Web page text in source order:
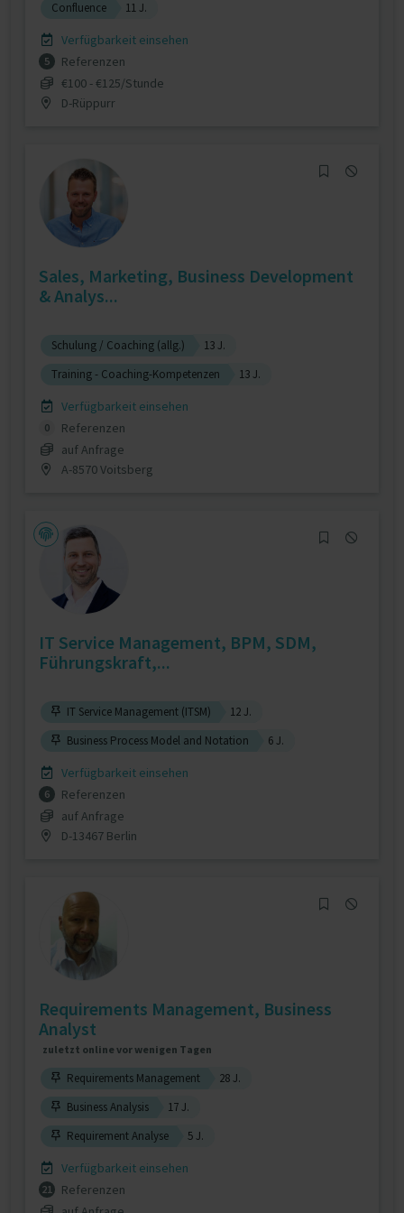
Confluence 11 J.
Verfügbarkeit einsehen
5
Referenzen
€100 - €125/Stunde
D-Rüppurr
Sales, Marketing, Business Development
& Analys...
Schulung / Coaching (allg.)
13 J.
Training - Coaching-Kompetenzen
13 J.
Verfügbarkeit einsehen
0
Referenzen
auf Anfrage
A-8570 Voitsberg
IT Service Management, BPM, SDM,
Führungskraft,...
IT Service Management (ITSM)
12 J.
Business Process Model and Notation
6 J.
Verfügbarkeit einsehen
6
Referenzen
auf Anfrage
D-13467 Berlin
Requirements Management, Business
Analyst
zuletzt online vor wenigen Tagen
Requirements Management
28 J.
Business Analysis
17 J.
Requirement Analyse
5 J.
Verfügbarkeit einsehen
21
Referenzen